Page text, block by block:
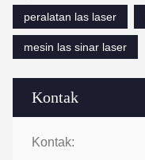
Kontak
Kontak:
peralatan las laser
mesin las sinar laser